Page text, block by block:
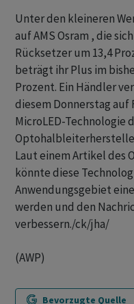
Unter den kleineren
auf AMS Osram , die
Rücksetzer um 13,4
beträgt ihr Plus im
Prozent. Ein Händler
diesem Donnerstag auf
MicroLED-Technologie
Laut einem Artikel des
könnte diese
Anwendungsgebiet
werden und den
verbessern./ck/jha/
(AWP)
Bevorzugte Quelle